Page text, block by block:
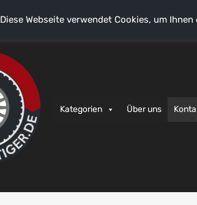
Kategorien Über uns
Diese Webseite verwendet Cookies, um